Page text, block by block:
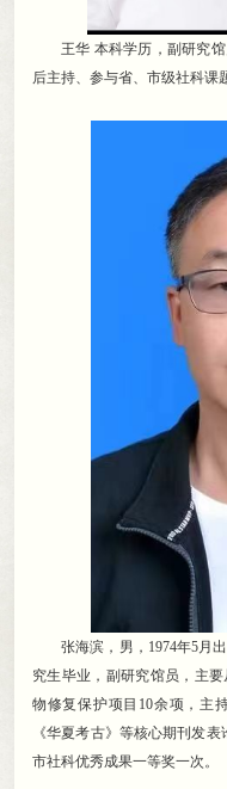
王华 本科学历 ， 副研究
后主持、参与省、市级社科课
张海滨 ， 男，1974年5月
究生毕业，副研究馆员 ， 主
物修复保护项目10余项 ， 主
《华夏考古》等核心期刊发表
市社科优秀成果一等奖一次。